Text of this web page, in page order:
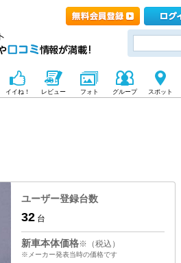
イイね！ レビュー フォト グループ スポット
ユーザー登録台数
32 台
新車本体価格※（税込）
※メーカー発表当時の価格です